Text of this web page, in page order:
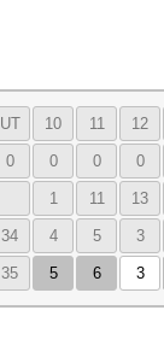
UT 10 11 12
0 0 0 0
1 11 13
34 4 5 3
35 5 6 3